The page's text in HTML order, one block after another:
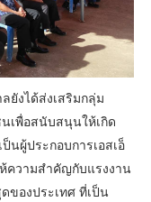
ยังได้ส่งเสริมกลุ่ม
เพื่อสนับสนุนให้เกิด
ผู้ประกอบการเอสเอ็
ความสำคัญกับแรงงาน
ของประเทศ ที่เป็น